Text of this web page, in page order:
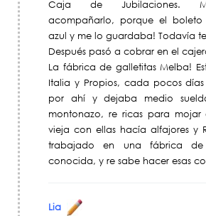
Caja de Jubilaciones.
acompañarlo, porque el
azul y me lo guardaba! Todavía
Después pasó a cobrar en el
La fábrica de galletitas Melba!
Italia y Propios, cada pocos
por ahí y dejaba medio
montonazo, re ricas para
vieja con ellas hacía alfajores y
trabajado en una fábrica de
conocida, y re sabe hacer esas
Lia